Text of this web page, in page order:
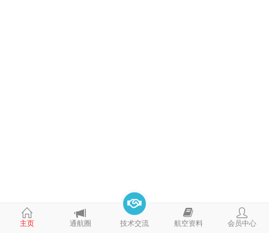
主页 通航圈 技术交流 航空资料 会员中心